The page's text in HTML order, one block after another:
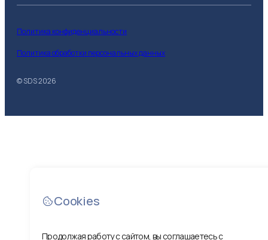
© SDS2026
Политика конфиденциальности
Политика обработки персональных данных
Cookies
Продолжая работу с сайтом, вы соглашаетесь с